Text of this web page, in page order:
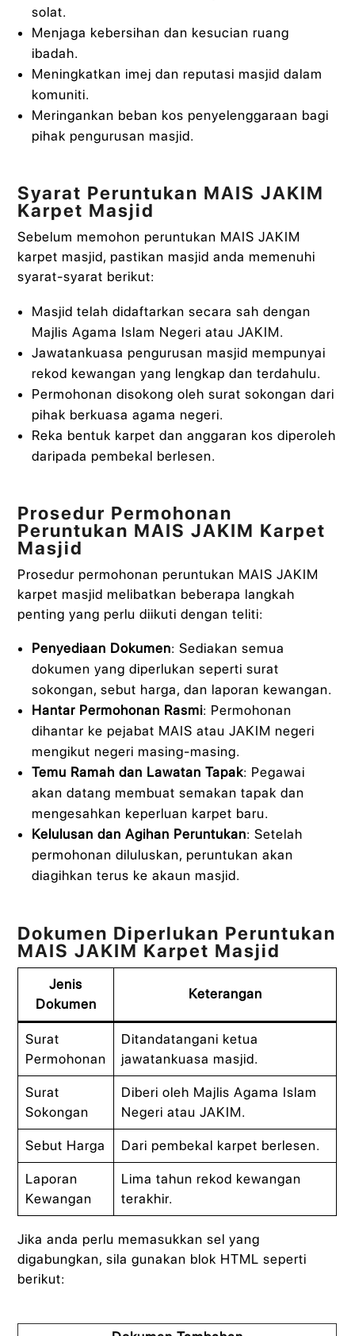
solat.
Menjaga kebersihan dan kesucian ruang
ibadah.
Meningkatkan imej dan reputasi masjid dalam
komuniti.
Meringankan beban kos penyelenggaraan bagi
pihak pengurusan masjid.
Syarat Peruntukan MAIS JAKIM
Karpet Masjid
Sebelum memohon peruntukan MAIS JAKIM
karpet masjid, pastikan masjid anda memenuhi
syarat-syarat berikut:
Masjid telah didaftarkan secara sah dengan
Majlis Agama Islam Negeri atau JAKIM.
Jawatankuasa pengurusan masjid mempunyai
rekod kewangan yang lengkap dan terdahulu.
Permohonan disokong oleh surat sokongan dari
pihak berkuasa agama negeri.
Reka bentuk karpet dan anggaran kos diperoleh
daripada pembekal berlesen.
Prosedur Permohonan
Peruntukan MAIS JAKIM Karpet
Masjid
Prosedur permohonan peruntukan MAIS JAKIM
karpet masjid melibatkan beberapa langkah
penting yang perlu diikuti dengan teliti:
Penyediaan Dokumen: Sediakan semua
dokumen yang diperlukan seperti surat
sokongan, sebut harga, dan laporan kewangan.
Hantar Permohonan Rasmi: Permohonan
dihantar ke pejabat MAIS atau JAKIM negeri
mengikut negeri masing-masing.
Temu Ramah dan Lawatan Tapak: Pegawai
akan datang membuat semakan tapak dan
mengesahkan keperluan karpet baru.
Kelulusan dan Agihan Peruntukan: Setelah
permohonan diluluskan, peruntukan akan
diagihkan terus ke akaun masjid.
Dokumen Diperlukan Peruntukan
MAIS JAKIM Karpet Masjid
Jenis
Dokumen
Keterangan
Surat
Permohonan
Ditandatangani ketua
jawatankuasa masjid.
Surat
Sokongan
Diberi oleh Majlis Agama Islam
Negeri atau JAKIM.
Sebut Harga Dari pembekal karpet berlesen.
Laporan
Kewangan
Lima tahun rekod kewangan
terakhir.
Jika anda perlu memasukkan sel yang
digabungkan, sila gunakan blok HTML seperti
berikut: